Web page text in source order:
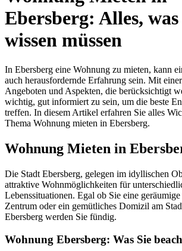
Ebersberg: Alles, was
wissen müssen
In Ebersberg eine Wohnung zu mieten, kann
auch herausfordernde Erfahrung sein. Mit
Angeboten und Aspekten, die berücksichtigt
wichtig, gut informiert zu sein, um die beste
treffen. In diesem Artikel erfahren Sie alles
Thema Wohnung mieten in Ebersberg.
Wohnung Mieten in
Die Stadt Ebersberg, gelegen im idyllischen
attraktive Wohnmöglichkeiten für
Lebenssituationen. Egal ob Sie eine
Zentrum oder ein gemütliches Domizil am
Ebersberg werden Sie fündig.
Wohnung Ebersberg: Was Sie